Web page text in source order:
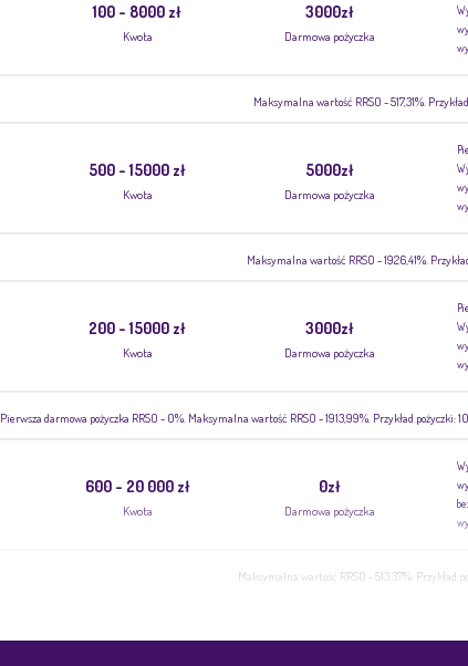
100 - 8000 zł
Kwota
3000zł
Darmowa pożyczka
Maksymalna wartość RRSO - 517,31%.
500 - 15000 zł
Kwota
5000zł
Darmowa pożyczka
Maksymalna wartość RRSO - 1926,41%.
200 - 15000 zł
Kwota
3000zł
Darmowa pożyczka
Pierwsza darmowa pożyczka RRSO - 0%. Maksymalna wartość RRSO - 1913,99%. Przykład
600 - 20 000 zł
Kwota
0zł
Darmowa pożyczka
Maksymalna wartość RRSO - 513,37%. Przykład